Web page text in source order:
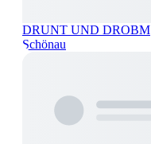
DRUNT UND DROBM
Schönau